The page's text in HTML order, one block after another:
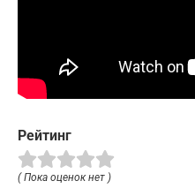
Рейтинг
( Пока оценок нет )